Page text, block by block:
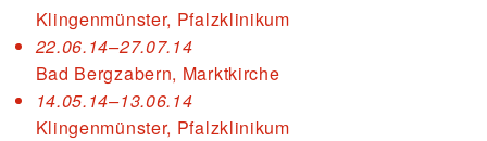
Klingenmünster, Pfalzklinikum
22.06.14–27.07.14
Bad Bergzabern, Marktkirche
14.05.14–13.06.14
Klingenmünster, Pfalzklinikum